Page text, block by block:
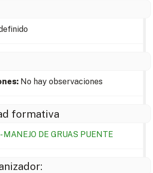
No hay observaciones
formativa
MANEJO DE GRUAS PUENTE